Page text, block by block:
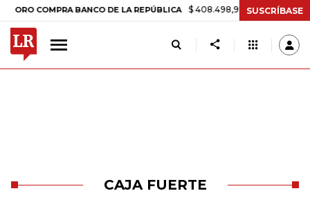
BANCO DE LA REPÚBLICA $ 408.498,97 +$ 8.753,81 +2,19%
SUSCRÍBASE
CAJA FUERTE